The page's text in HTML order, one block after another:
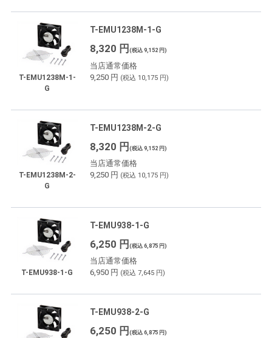
T-EMU1238M-1-
G
T-EMU1238M-1-G
8,320 円 (税込 9,152 円)
当店通常価格
9,250 円 (税込 10,175 円)
T-EMU1238M-2-
G
T-EMU1238M-2-G
8,320 円(税込 9,152 円)
当店通常価格
9,250 円 (税込 10,175 円)
T-EMU938-1-G
T-EMU938-1-G
6,250 円(税込 6,875 円)
当店通常価格
6,950 円 (税込 7,645 円)
T-EMU938-2-G
6,250 円 (税込 6,875 円)